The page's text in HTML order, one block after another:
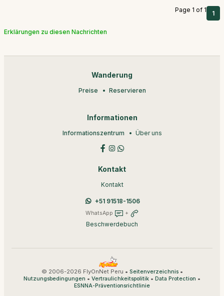
Page 1 of 1 1
Erklärungen zu diesen Nachrichten
Wanderung
Preise Reservieren
Informationen
Informationszentrum Über uns
Kontakt
Kontakt
+51 91518-1506
WhatsApp +
Beschwerdebuch
© 2006-2026 FlyOnNet Peru • Seitenverzeichnis•
Nutzungsbedingungen • Vertraulichkeitspolitik • Data Protection •
ESNNA-Präventionsrichtlinie